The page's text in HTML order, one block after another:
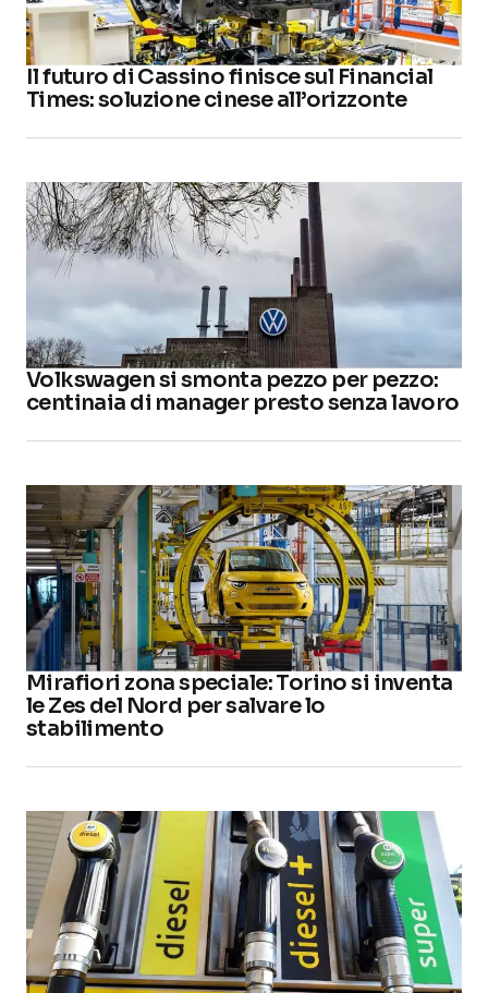
Il futuro di Cassino finisce sul Financial
Times: soluzione cinese all’orizzonte
Volkswagen si smonta pezzo per pezzo:
centinaia di manager presto senza lavoro
Mirafiori zona speciale: Torino si inventa
le Zes del Nord per salvare lo
stabilimento